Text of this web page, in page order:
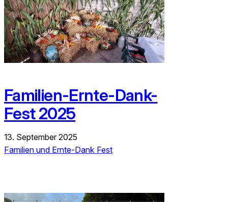
Familien-Ernte-Dank-
Fest 2025
13. September 2025
Familien und Ernte-Dank Fest